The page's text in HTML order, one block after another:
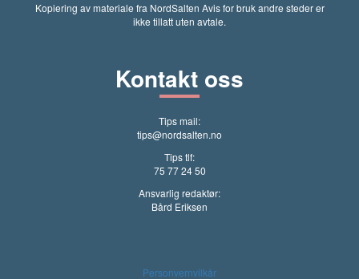
Kopiering av materiale fra NordSalten Avis for bruk andre steder er
ikke tillatt uten avtale.
Kontakt oss
Tips mail:
tips@nordsalten.no
Tips tlf:
75 77 24 50
Ansvarlig redaktør:
Bård Eriksen
Personvernvilkår